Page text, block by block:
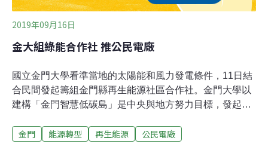
2019年09月16日
金大組綠能合作社 推公民電廠
國立金門大學看準當地的太陽能和風力發電條件，11日結
合民間發起籌組金門縣再生能源社區合作社。金門大學以
建構「金門智慧低碳島」是中央與地方努力目標，發起籌
立，2020年展開金門地區再生能源的規畫、建置、維運、
金門 能源轉型 再生能源 公民電廠